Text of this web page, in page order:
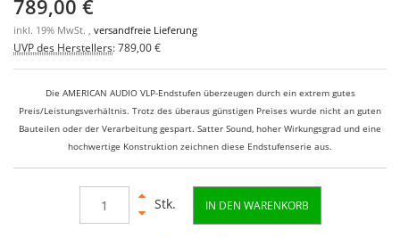
789,00 €
inkl. 19% MwSt. , versandfreie Lieferung
UVP des Herstellers:789,00 €
Die AMERICAN AUDIO VLP-Endstufen überzeugen durch ein extrem gutes
Preis/Leistungsverhältnis. Trotz des überaus günstigen Preises wurde nicht an guten
Bauteilen oder der Verarbeitung gespart. Satter Sound, hoher Wirkungsgrad und eine
hochwertige Konstruktion zeichnen diese Endstufenserie aus.
Stk. IN DEN WARENKORB